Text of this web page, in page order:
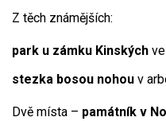
Z těch známějších:
park u zámku Kinských
stezka bosou nohou v
Dvě místa – památník v